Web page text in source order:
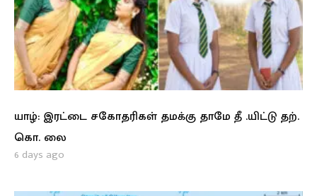
யாழ்: இரட்டை சகோதரிகள் தமக்கு தாமே தீ .யிட்டு தற்.
கொ. லை
6 days ago